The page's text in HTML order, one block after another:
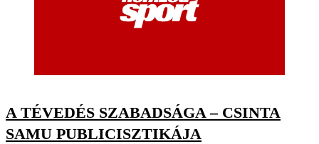
A TÉVEDÉS SZABADSÁGA – CSINTA
SAMU PUBLICISZTIKÁJA